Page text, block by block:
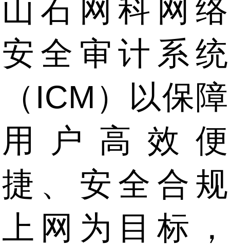
山石网科网络
安全审计系统
（ICM）以保障
用户高效便
捷、安全合规
上网为目标，